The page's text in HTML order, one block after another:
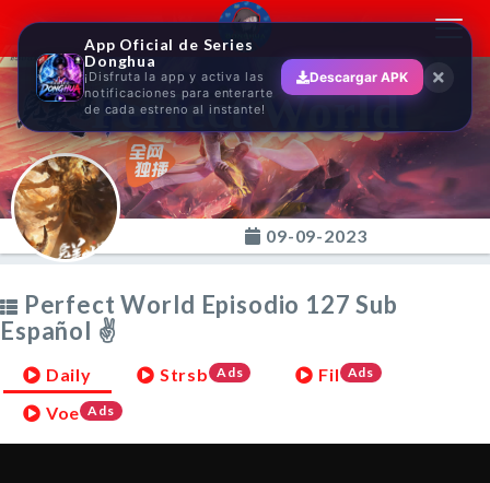
Perfect World
09-09-2023
Perfect World Episodio 127 Sub
Español ✌
Daily Strsb Ads Fil Ads
Voe Ads
App Oficial de Series
Donghua
¡Disfruta la app y activa las
notificaciones para enterarte
de cada estreno al instante!
Descargar APK